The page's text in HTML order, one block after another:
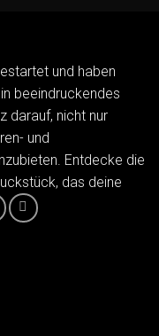
und haben
beeindruckendes
darauf, nicht nur
und
Entdecke die
das deine